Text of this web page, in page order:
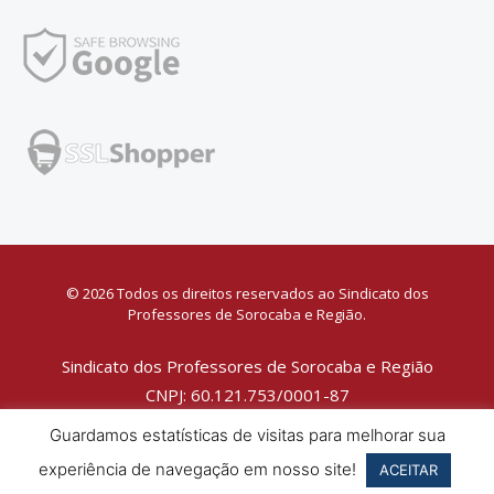
© 2026 Todos os direitos reservados ao Sindicato dos
Professores de Sorocaba e Região.
Sindicato dos Professores de Sorocaba e Região
CNPJ: 60.121.753/0001-87
Política de Privacidade
Guardamos estatísticas de visitas para melhorar sua
experiência de navegação em nosso site!
ACEITAR